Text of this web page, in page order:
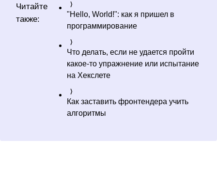
Читайте
также:
"Hello, World!": как я пришел в
программирование
Что делать, если не удается пройти
какое-то упражнение или испытание
на Хекслете
Как заставить фронтендера учить
алгоритмы